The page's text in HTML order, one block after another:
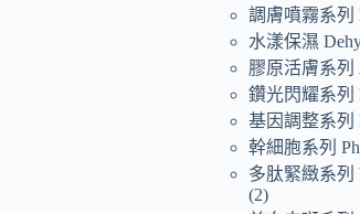
調膚噴霧系列
水漾保濕
膠原活膚系列
鑽光閃耀系列
基因調整系列
幹細胞系列
多肽緊緻系列
2